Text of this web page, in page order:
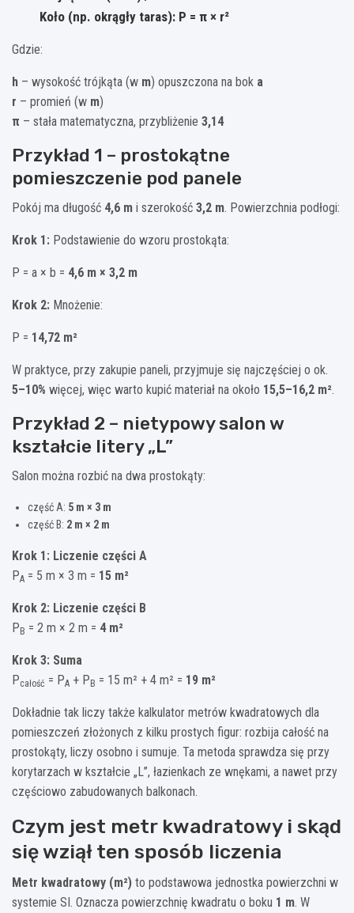
Koło (np. okrągły taras): P = π × r²
Gdzie:
h – wysokość trójkąta (w m) opuszczona na bok a
r – promień (w m)
π – stała matematyczna, przybliżenie 3,14
Przykład 1 – prostokątne
pomieszczenie pod panele
Pokój ma długość 4,6 m i szerokość 3,2 m. Powierzchnia podłogi:
Krok 1: Podstawienie do wzoru prostokąta:
P = a × b = 4,6 m × 3,2 m
Krok 2: Mnożenie:
P = 14,72 m²
W praktyce, przy zakupie paneli, przyjmuje się najczęściej o ok.
5–10% więcej, więc warto kupić materiał na około 15,5–16,2 m².
Przykład 2 – nietypowy salon w
kształcie litery „L”
Salon można rozbić na dwa prostokąty:
część A: 5 m × 3 m
część B: 2 m × 2 m
Krok 1: Liczenie części A
PA = 5 m × 3 m = 15 m²
Krok 2: Liczenie części B
PB = 2 m × 2 m = 4 m²
Krok 3: Suma
Pcałość = PA + PB = 15 m² + 4 m² = 19 m²
Dokładnie tak liczy także kalkulator metrów kwadratowych dla
pomieszczeń złożonych z kilku prostych figur: rozbija całość na
prostokąty, liczy osobno i sumuje. Ta metoda sprawdza się przy
korytarzach w kształcie „L”, łazienkach ze wnękami, a nawet przy
częściowo zabudowanych balkonach.
Czym jest metr kwadratowy i skąd
się wziął ten sposób liczenia
Metr kwadratowy (m²) to podstawowa jednostka powierzchni w
systemie SI. Oznacza powierzchnię kwadratu o boku 1 m. W